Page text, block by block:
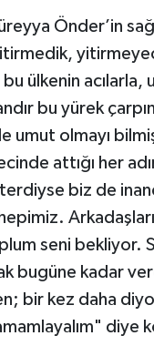
Önder’in
ülkenin
bu yürek
umut olmayı
attığı her
biz de
seni bekliyor.
bugüne kadar
bir kez daha
diye